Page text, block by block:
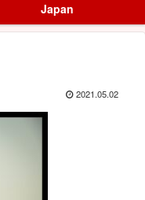
Japan
2021.05.02